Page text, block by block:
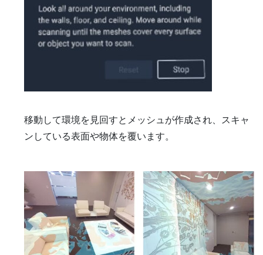
移動して環境を見回すとメッシュが作成され、スキャ
ンしている表面や物体を覆います。